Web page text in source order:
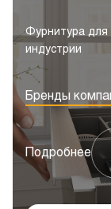
Фурнитура
индустрии
Бренды
Подробнее